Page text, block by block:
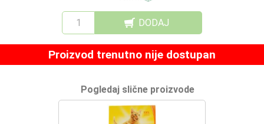
DODAJ
Proizvod trenutno nije dostupan
Pogledaj slične proizvode